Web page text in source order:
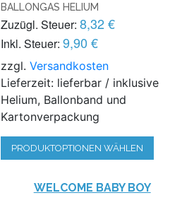
BALLONGAS HELIUM
Zuzügl. Steuer: 8,32 €
Inkl. Steuer: 9,90 €
zzgl.Versandkosten
Lieferzeit: lieferbar / inklusive
Helium, Ballonband und
Kartonverpackung
PRODUKTOPTIONEN WÄHLEN
WELCOME BABY BOY